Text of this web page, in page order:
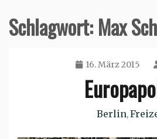
Schlagwort:Max
16. März 2015
Berlin,